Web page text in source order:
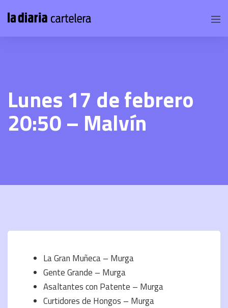
Lunes 17 de febrero
20:50 – Malvín
La Gran Muñeca – Murga
Gente Grande – Murga
Asaltantes con Patente – Murga
Curtidores de Hongos – Murga